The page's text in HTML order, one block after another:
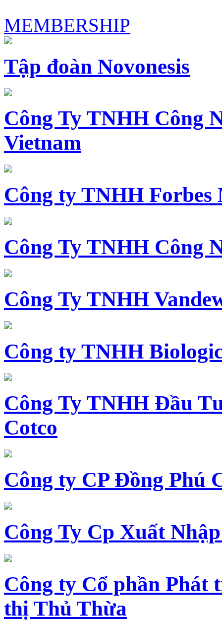
MEMBERSHIP
Tập đoàn Novonesis
Công Ty TNHH Công
Vietnam
Công ty TNHH
Công Ty TNHH Công
Công Ty TNHH
Công ty TNHH
Công Ty TNHH Đầu
Cotco
Công ty CP Đồng Phú
Công Ty Cp Xuất
Công ty Cổ phần Phát
thị Thủ Thừa